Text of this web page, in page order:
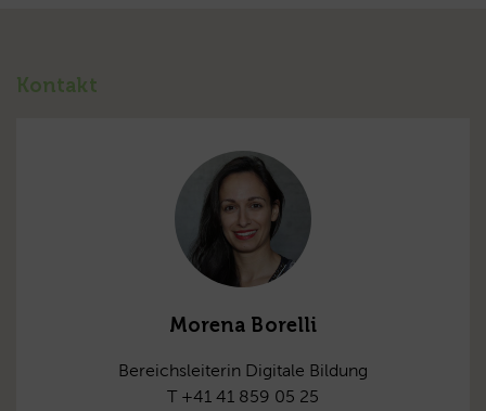
Kontakt
Morena Borelli
Bereichsleiterin Digitale Bildung
T +41 41 859 05 25